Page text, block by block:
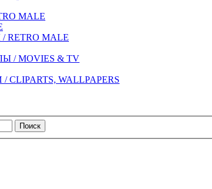
MALE
MALE
/ MOVIES & TV
WALLPAPERS